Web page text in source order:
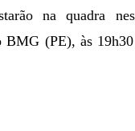
na quadra
BMG (PE), às